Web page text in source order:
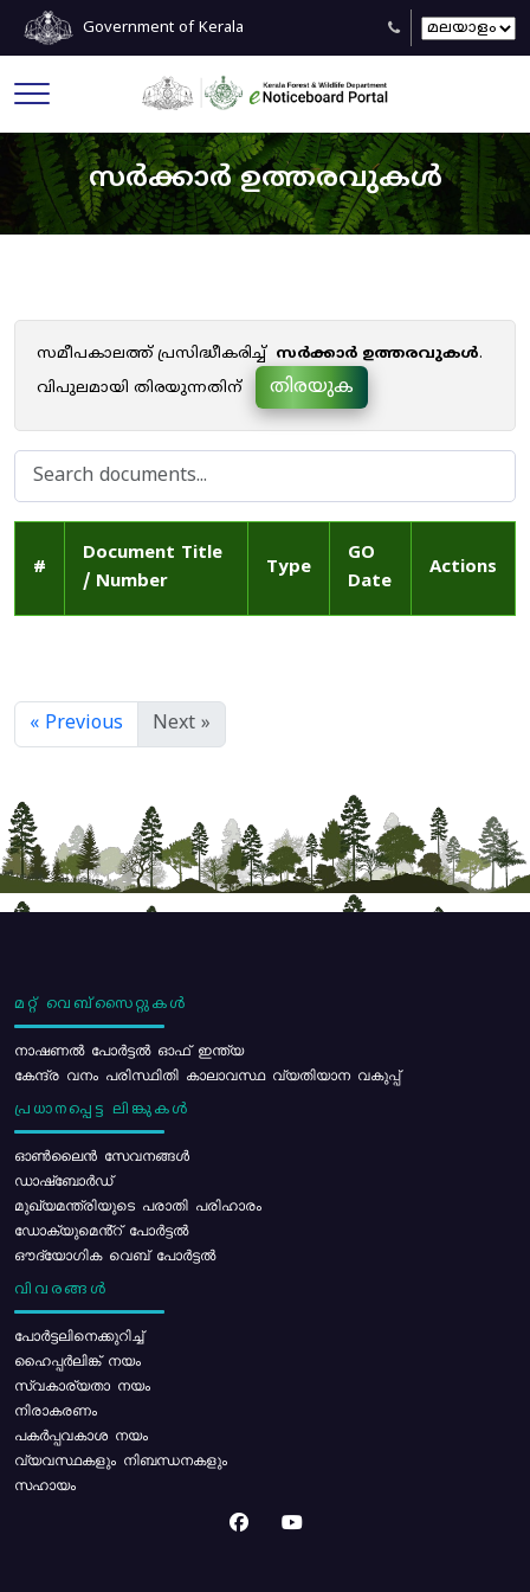
Government of Kerala
സർക്കാർ ഉത്തരവുകൾ
സമീപകാലത്ത് പ്രസിദ്ധീകരിച്ച് സർക്കാർ ഉത്തരവുകൾ.
വിപുലമായി തിരയുന്നതിന്
തിരയുക
#
Document Title
/ Number
Type
GO
Date
Actions
« Previous Next »
മറ്റ് വെബ്സൈറ്റുകൾ
നാഷണൽ പോർട്ടൽ ഓഫ് ഇന്ത്യ
കേന്ദ്ര വനം പരിസ്ഥിതി കാലാവസ്ഥ വ്യതിയാന വകുപ്പ്
പ്രധാനപ്പെട്ട ലിങ്കുകൾ
ഓൺലൈൻ സേവനങ്ങൾ
ഡാഷ്ബോർഡ്
മുഖ്യമന്ത്രിയുടെ പരാതി പരിഹാരം
ഡോക്യുമെൻ്റ് പോർട്ടൽ
ഔദ്യോഗിക വെബ് പോർട്ടൽ
വിവരങ്ങൾ
പോര്‍ട്ടലിനെക്കുറിച്ച്
ഹൈപ്പർലിങ്ക് നയം
സ്വകാര്യതാ നയം
നിരാകരണം
പകർപ്പവകാശ നയം
വ്യവസ്ഥകളും നിബന്ധനകളും
സഹായം